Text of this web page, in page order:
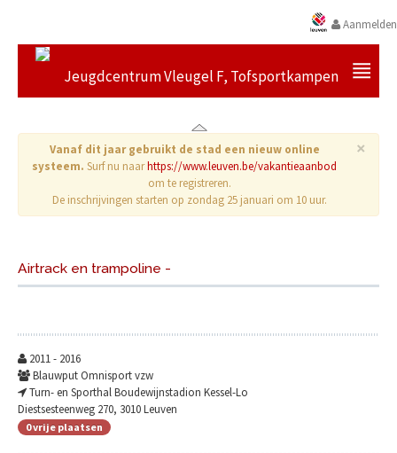
Aanmelden
Jeugdcentrum Vleugel F, Tofsportkampen
×
Vanaf dit jaar gebruikt de stad een nieuw online
systeem. Surf nu naarhttps://www.leuven.be/vakantieaanbod
om te registreren.
De inschrijvingen starten op zondag 25 januari om 10 uur.
Airtrack en trampoline -
2011 - 2016
Blauwput Omnisport vzw
Turn- en Sporthal Boudewijnstadion Kessel-Lo
Diestsesteenweg 270, 3010 Leuven
0 vrije plaatsen